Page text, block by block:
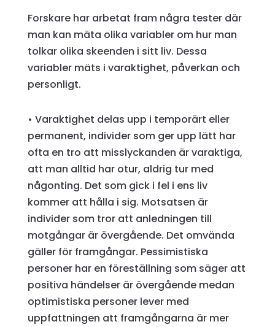
Forskare har arbetat fram några tester där
man kan mäta olika variabler om hur man
tolkar olika skeenden i sitt liv. Dessa
variabler mäts i varaktighet, påverkan och
personligt.
• Varaktighet delas upp i temporärt eller
permanent, individer som ger upp lätt har
ofta en tro att misslyckanden är varaktiga,
att man alltid har otur, aldrig tur med
någonting. Det som gick i fel i ens liv
kommer att hålla i sig. Motsatsen är
individer som tror att anledningen till
motgångar är övergående. Det omvända
gäller för framgångar. Pessimistiska
personer har en föreställning som säger att
positiva händelser är övergående medan
optimistiska personer lever med
uppfattningen att framgångarna är mer